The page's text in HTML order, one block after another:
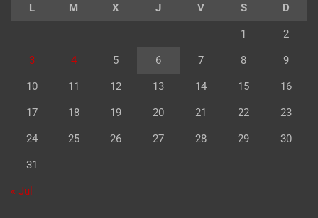
L M X J V S D
1 2
3 4 5 6 7 8 9
10 11 12 13 14 15 16
17 18 19 20 21 22 23
24 25 26 27 28 29 30
31
« Jul